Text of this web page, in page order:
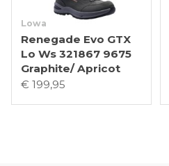
Lowa
Renegade Evo GTX
Lo Ws 321867 9675
Graphite/ Apricot
€ 199,95